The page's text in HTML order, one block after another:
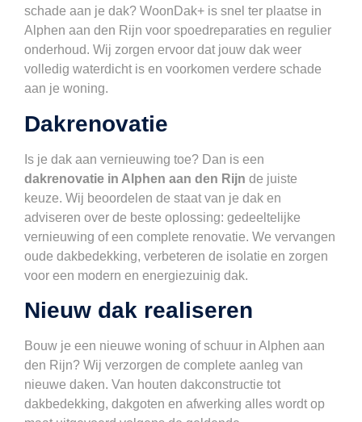
schade aan je dak? WoonDak+ is snel ter plaatse in
Alphen aan den Rijn voor spoedreparaties en regulier
onderhoud. Wij zorgen ervoor dat jouw dak weer
volledig waterdicht is en voorkomen verdere schade
aan je woning.
Dakrenovatie
Is je dak aan vernieuwing toe? Dan is een
dakrenovatie in Alphen aan den Rijn de juiste
keuze. Wij beoordelen de staat van je dak en
adviseren over de beste oplossing: gedeeltelijke
vernieuwing of een complete renovatie. We vervangen
oude dakbedekking, verbeteren de isolatie en zorgen
voor een modern en energiezuinig dak.
Nieuw dak realiseren
Bouw je een nieuwe woning of schuur in Alphen aan
den Rijn? Wij verzorgen de complete aanleg van
nieuwe daken. Van houten dakconstructie tot
dakbedekking, dakgoten en afwerking alles wordt op